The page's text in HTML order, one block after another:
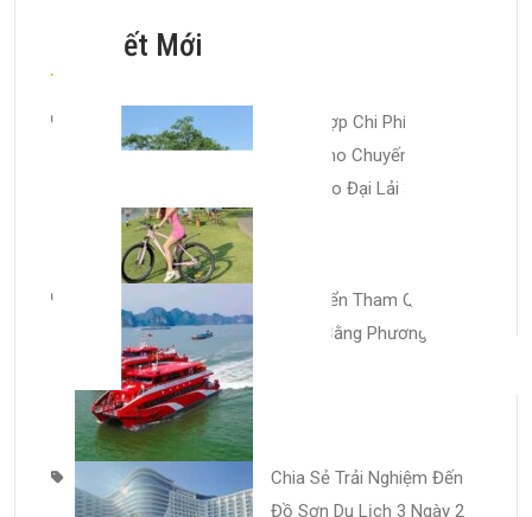
Bài Viết Mới
Tổng Hợp Chi Phí Cần
Thiết Cho Chuyến Du Lịch
Flamingo Đại Lải 3 Ngày 2
Di Chuyển Tham Quan Tại
Cô Tô Bằng Phương Tiện
Chia Sẻ Trải Nghiệm Đến
Đồ Sơn Du Lịch 3 Ngày 2